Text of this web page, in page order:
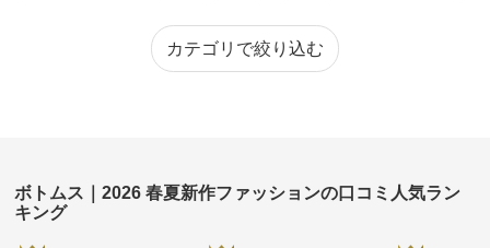
カテゴリで絞り込む
ボトムス｜2026 春夏新作ファッションの口コミ人気ラン
キング